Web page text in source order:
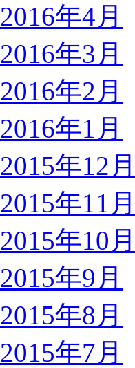
2016年4月
2016年3月
2016年2月
2016年1月
2015年12月
2015年11月
2015年10月
2015年9月
2015年8月
2015年7月